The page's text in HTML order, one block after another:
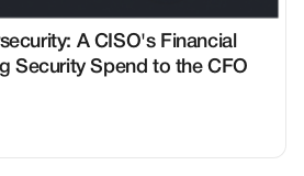
A CISO's Financial
Security Spend to the CFO